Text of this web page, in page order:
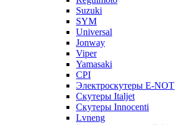
Suzuki
SYM
Universal
Jonway
Viper
Yamasaki
CPI
Электроскутеры E-NOT
Скутеры Italjet
Скутеры Innocenti
Lvneng